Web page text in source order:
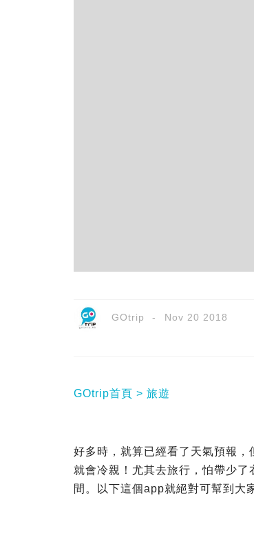
GOtrip Nov 20 2018
GOtrip首頁 旅遊
好多時，就算已經看了天氣預報
就會冷親！尤其去旅行，怕帶少
間。以下這個app就絕對可幫到大